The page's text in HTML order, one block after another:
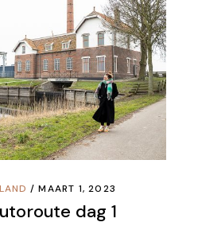
MAART 1, 2023
dag 1